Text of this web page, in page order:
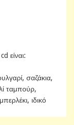
είναι:
σαζάκια,
ταμπούρ,
ιδικό